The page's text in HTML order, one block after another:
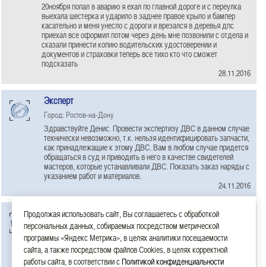
20ноября попал в аварию я ехал по главной дороге и с переулка
выехала шестерка и ударило в заднее правое крыло и бампер
касательно и меня унесло с дороги и врезался в деревья дпс
приехал все оформил потом через день мне позвонили с отдела и
сказали принести копию водительских удостоверении и
документов и страховки теперь все тихо кто что сможет
подсказать
28.11.2016
Эксперт
Город: Ростов-на-Дону
Здравствуйте Денис. Провести экспертизу ДВС в данном случае
технически невозможно, т.к. нельзя идентифицировать запчасти,
как принадлежащие к этому ДВС. Вам в любом случае придется
обращаться в суд и приводить в него в качестве свидетелей
мастеров, которые устанавливали ДВС. Показать заказ наряды с
указанием работ и материалов.
24.11.2016
Эксперт
Город: Ростов-на-Дону
Здравствуйте Майя. Мы готовы к сотрудничеству, находимся в
г.Ростове-на-Дону
22.11.2016
Продолжая использовать сайт, Вы соглашаетесь с обработкой
персональных данных, собираемых посредством метрической
программы «Яндекс Метрика», в целях аналитики посещаемости
сайта, а также посредством файлов Cookies, в целях корректной
работы сайта, в соответствии сПолитикой конфиденциальности